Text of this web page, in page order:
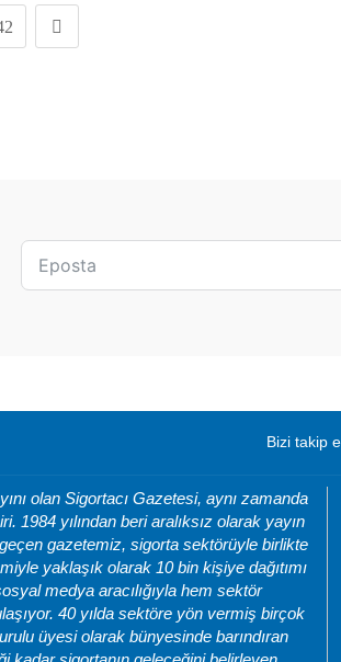
Bizi takip
olan Sigortacı Gazetesi, aynı zamanda
1984 yılından beri aralıksız olarak yayın
gazetemiz, sigorta sektörüyle birlikte
yaklaşık olarak 10 bin kişiye dağıtımı
medya aracılığıyla hem sektör
40 yılda sektöre yön vermiş birçok
üyesi olarak bünyesinde barındıran